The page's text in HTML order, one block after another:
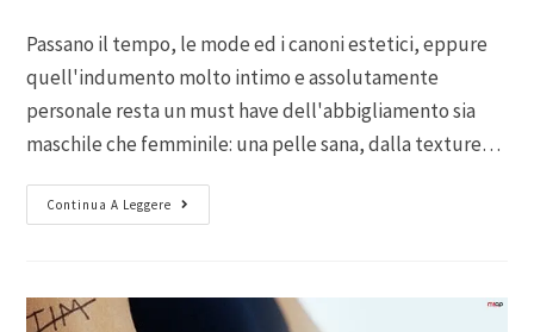
Passano il tempo, le mode ed i canoni estetici, eppure
quell'indumento molto intimo e assolutamente
personale resta un must have dell'abbigliamento sia
maschile che femminile: una pelle sana, dalla texture…
Continua A Leggere